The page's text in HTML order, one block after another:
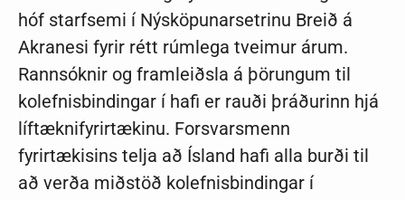
hóf starfsemi í Nýsköpunarsetrinu Breið á
Akranesi fyrir rétt rúmlega tveimur árum.
Rannsóknir og framleiðsla á þörungum til
kolefnisbindingar í hafi er rauði þráðurinn hjá
líftæknifyrirtækinu. Forsvarsmenn
fyrirtækisins telja að Ísland hafi alla burði til
að verða miðstöð kolefnisbindingar í